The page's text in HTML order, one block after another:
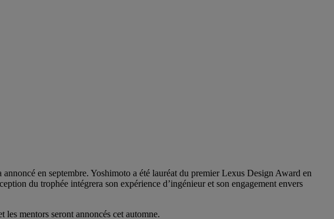
en septembre. Yoshimoto a été lauréat du premier Lexus Design Award en
du trophée intégrera son expérience d’ingénieur et son engagement envers
mentors seront annoncés cet automne.